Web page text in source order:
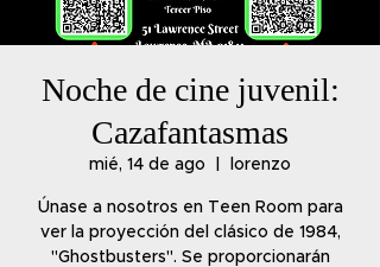
Noche de cine juvenil:
Cazafantasmas
mié, 14 de ago lorenzo
Únase a nosotros en Teen Room para
ver la proyección del clásico de 1984,
"Ghostbusters". Se proporcionarán